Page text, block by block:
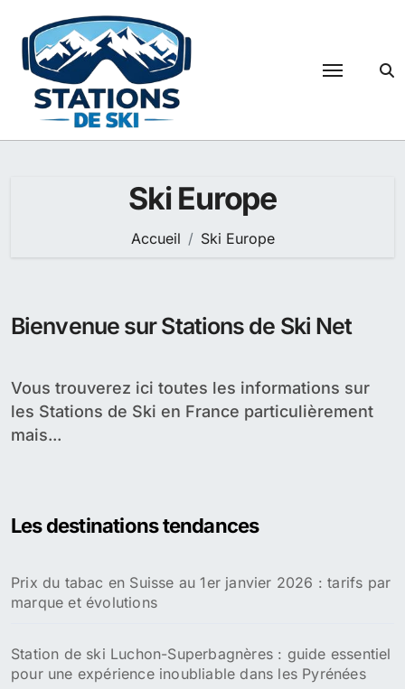
contenu
Ski Europe
Accueil Ski Europe
Bienvenue sur Stations de Ski Net
Vous trouverez ici toutes les informations sur
les Stations de Ski en France particulièrement
mais...
Les destinations tendances
Prix du tabac en Suisse au 1er janvier 2026 : tarifs par
marque et évolutions
Station de ski Luchon-Superbagnères : guide essentiel
pour une expérience inoubliable dans les Pyrénées